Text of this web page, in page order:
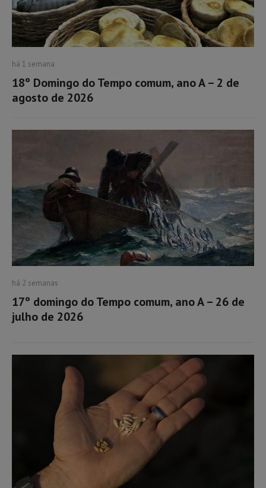
há 1 semana
18º Domingo do Tempo comum, ano A – 2 de
agosto de 2026
há 2 semanas
17º domingo do Tempo comum, ano A – 26 de
julho de 2026